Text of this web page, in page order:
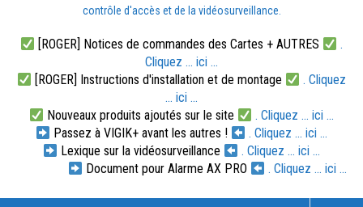
contrôle d'accès et de la vidéosurveillance.
[ROGER] Notices de commandes des Cartes + AUTRES
.
Cliquez ... ici ...
[ROGER] Instructions d'installation et de montage
. Cliquez
... ici ...
Nouveaux produits ajoutés sur le site
. Cliquez ... ici ...
Passez à VIGIK+ avant les autres !
. Cliquez ... ici ...
Lexique sur la vidéosurveillance
. Cliquez ... ici ...
Document pour Alarme AX PRO
. Cliquez ... ici ...